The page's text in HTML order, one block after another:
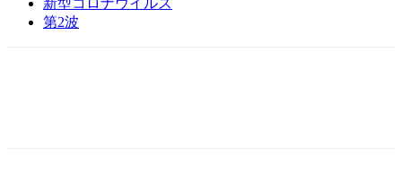
新型コロナウイルス
第2波